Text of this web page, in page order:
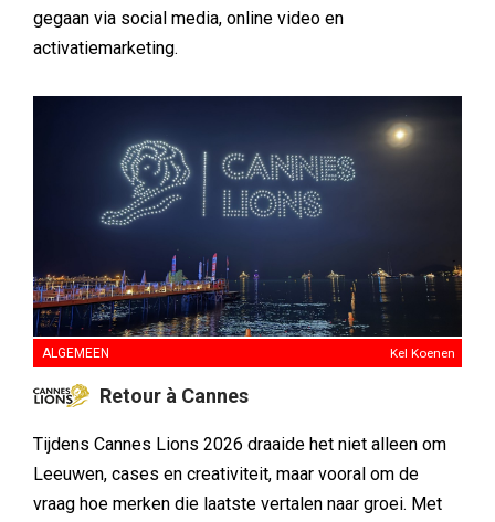
gegaan via social media, online video en
activatiemarketing.
ALGEMEEN Kel Koenen
Retour à Cannes
Tijdens Cannes Lions 2026 draaide het niet alleen om
Leeuwen, cases en creativiteit, maar vooral om de
vraag hoe merken die laatste vertalen naar groei. Met